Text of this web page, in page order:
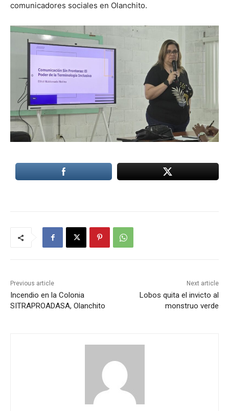
comunicadores sociales en Olanchito.
Previous article
Incendio en la Colonia
SITRAPROADASA, Olanchito
Next article
Lobos quita el invicto al
monstruo verde